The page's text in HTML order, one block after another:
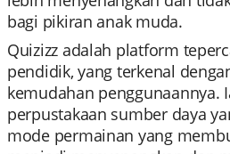
bagi pikiran anak muda.
Quizizz adalah platform
pendidik, yang terkenal
kemudahan penggunaannya.
perpustakaan sumber daya
mode permainan yang